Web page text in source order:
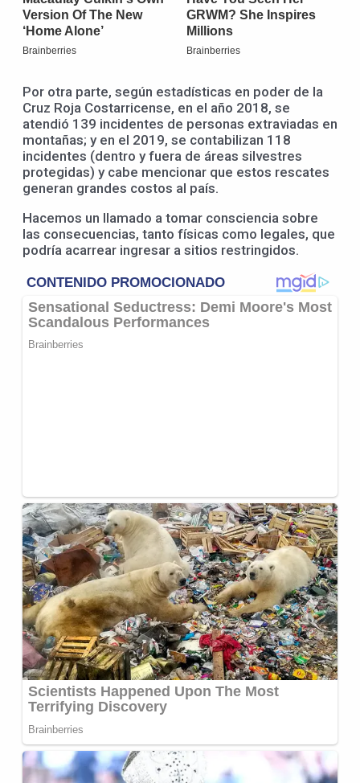
Por otra parte, según estadísticas en poder de la
Cruz Roja Costarricense, en el año 2018, se
atendió 139 incidentes de personas extraviadas en
montañas; y en el 2019, se contabilizan 118
incidentes (dentro y fuera de áreas silvestres
protegidas) y cabe mencionar que estos rescates
generan grandes costos al país.
Hacemos un llamado a tomar consciencia sobre
las consecuencias, tanto físicas como legales, que
podría acarrear ingresar a sitios restringidos.